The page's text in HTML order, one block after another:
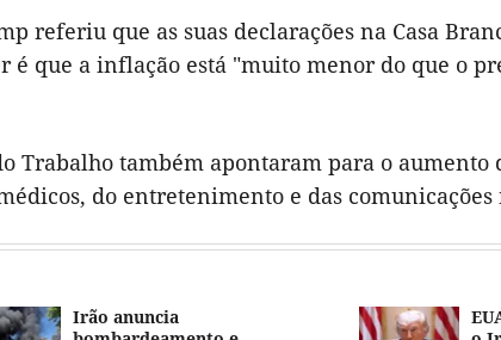
referiu que as suas declarações na Casa
é que a inflação está "muito menor do que o
Trabalho também apontaram para o aumento
do entretenimento e das comunicações
Irão anuncia